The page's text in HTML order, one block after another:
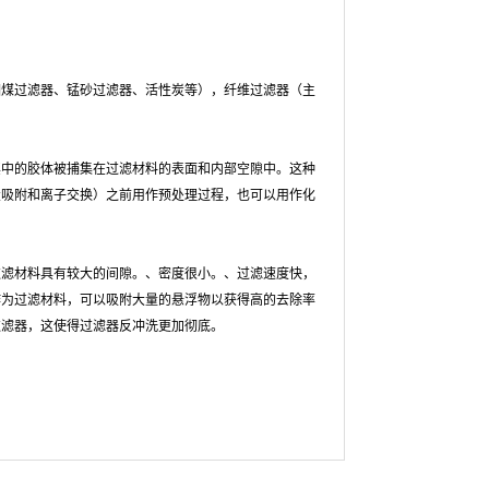
过滤器、锰砂过滤器、活性炭等），纤维过滤器（主
的胶体被捕集在过滤材料的表面和内部空隙中。这种
附和离子交换）之前用作预处理过程，也可以用作化
料具有较大的间隙。、密度很小。、过滤速度快，
过滤材料，可以吸附大量的悬浮物以获得高的去除率
器，这使得过滤器反冲洗更加彻底。